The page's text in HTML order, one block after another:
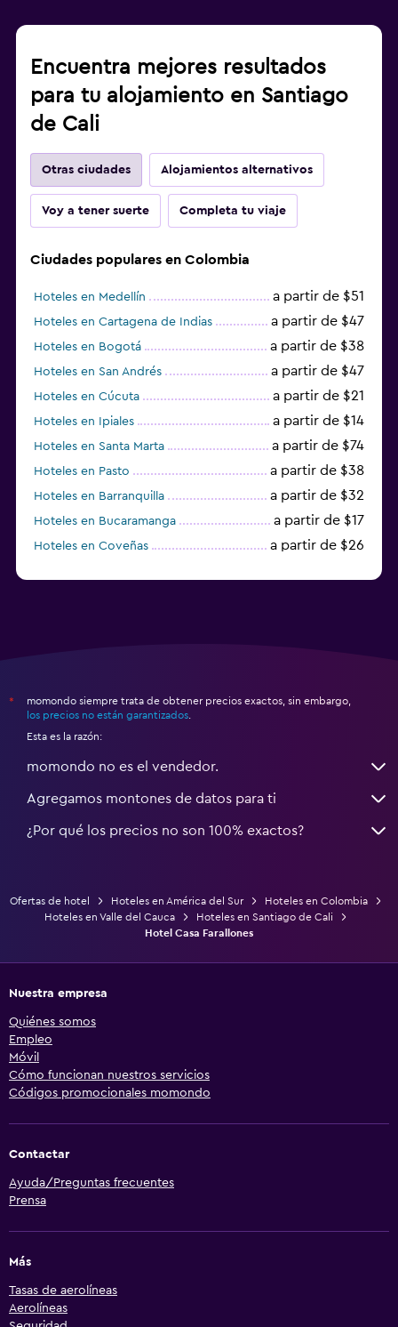
Encuentra mejores resultados
para tu alojamiento en Santiago
de Cali
Otras ciudades Alojamientos alternativos
Voy a tener suerte Completa tu viaje
Ciudades populares en Colombia
Hoteles en Medellín a partir de $51
Hoteles en Cartagena de Indias a partir de $47
Hoteles en Bogotá a partir de $38
Hoteles en San Andrés a partir de $47
Hoteles en Cúcuta a partir de $21
Hoteles en Ipiales a partir de $14
Hoteles en Santa Marta a partir de $74
Hoteles en Pasto a partir de $38
Hoteles en Barranquilla a partir de $32
Hoteles en Bucaramanga a partir de $17
Hoteles en Coveñas a partir de $26
*
momondo siempre trata de obtener precios exactos, sin embargo,
los precios no están garantizados
Esta es la razón:
momondo no es el vendedor.
Agregamos montones de datos para ti
¿Por qué los precios no son 100% exactos?
Ofertas de hotel Hoteles en América del Sur
Hoteles en Colombia
Hoteles en Valle del Cauca
Hoteles en Santiago de Cali
Hotel Casa Farallones
Nuestra empresa
Quiénes somos
Empleo
Móvil
Cómo funcionan nuestros servicios
Códigos promocionales momondo
Contactar
Ayuda/Preguntas frecuentes
Prensa
Más
Tasas de aerolíneas
Aerolíneas